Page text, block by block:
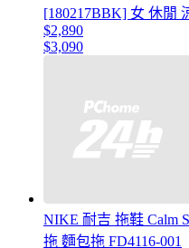
[180217BBK] 女 休閒
$2,890
$3,090
NIKE 耐吉 拖鞋 Calm
拖 麵包拖 FD4116-001